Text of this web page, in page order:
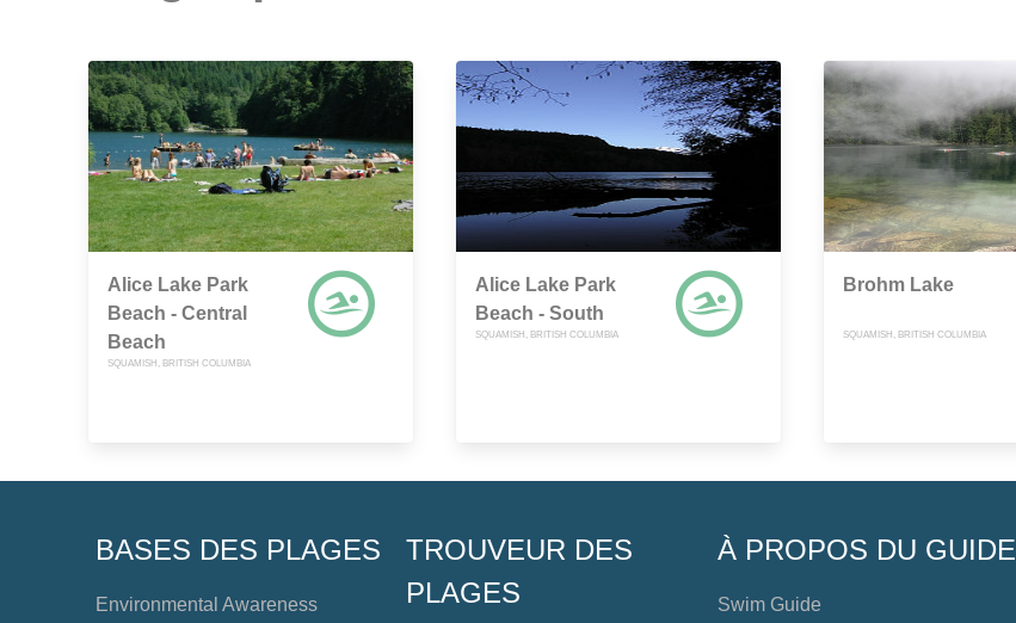
Alice Lake Park
Beach - Central
Beach
SQUAMISH, BRITISH COLUMBIA
Alice Lake Park
Beach - South
SQUAMISH, BRITISH COLUMBIA
Brohm Lake
SQUAMISH, BRITISH COLUMBIA
BASES DES PLAGES
Environmental Awareness
TROUVEUR DES
PLAGES
À PROPOS DU GUIDE
Swim Guide